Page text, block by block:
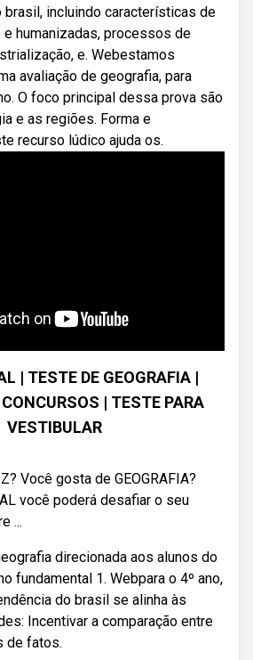
brasil, incluindo características de
humanizadas, processos de
e. Webestamos
avaliação de geografia, para
O foco principal dessa prova são
e as regiões. Forma e
recurso lúdico ajuda os.
| TESTE DE GEOGRAFIA |
| TESTE PARA
VESTIBULAR
Você gosta de GEOGRAFIA?
você poderá desafiar o seu
...
direcionada aos alunos do
fundamental 1. Webpara o 4º ano,
do brasil se alinha às
Incentivar a comparação entre
de fatos.